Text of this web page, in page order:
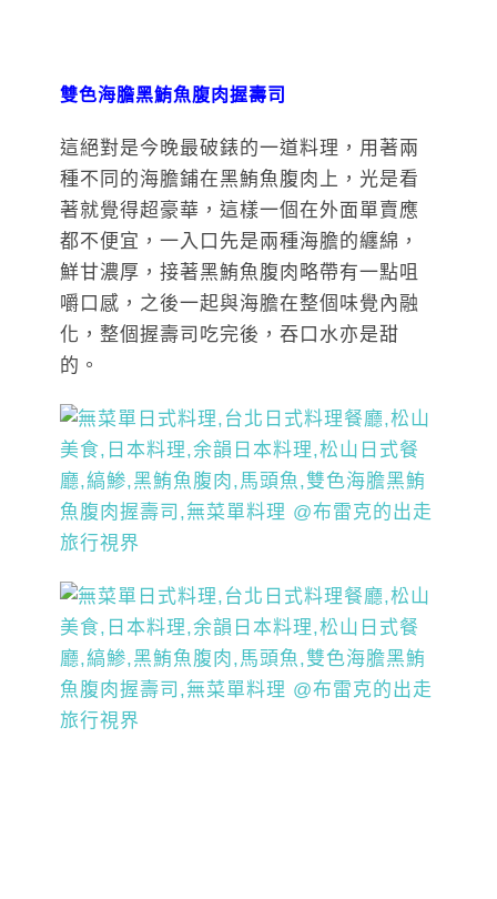
雙色海膽黑鮪魚腹肉握壽司
這絕對是今晚最破錶的一道料理，用著兩
種不同的海膽鋪在黑鮪魚腹肉上，光是看
著就覺得超豪華，這樣一個在外面單賣應
都不便宜，一入口先是兩種海膽的纏綿，
鮮甘濃厚，接著黑鮪魚腹肉略帶有一點咀
嚼口感，之後一起與海膽在整個味覺內融
化，整個握壽司吃完後，吞口水亦是甜
的。